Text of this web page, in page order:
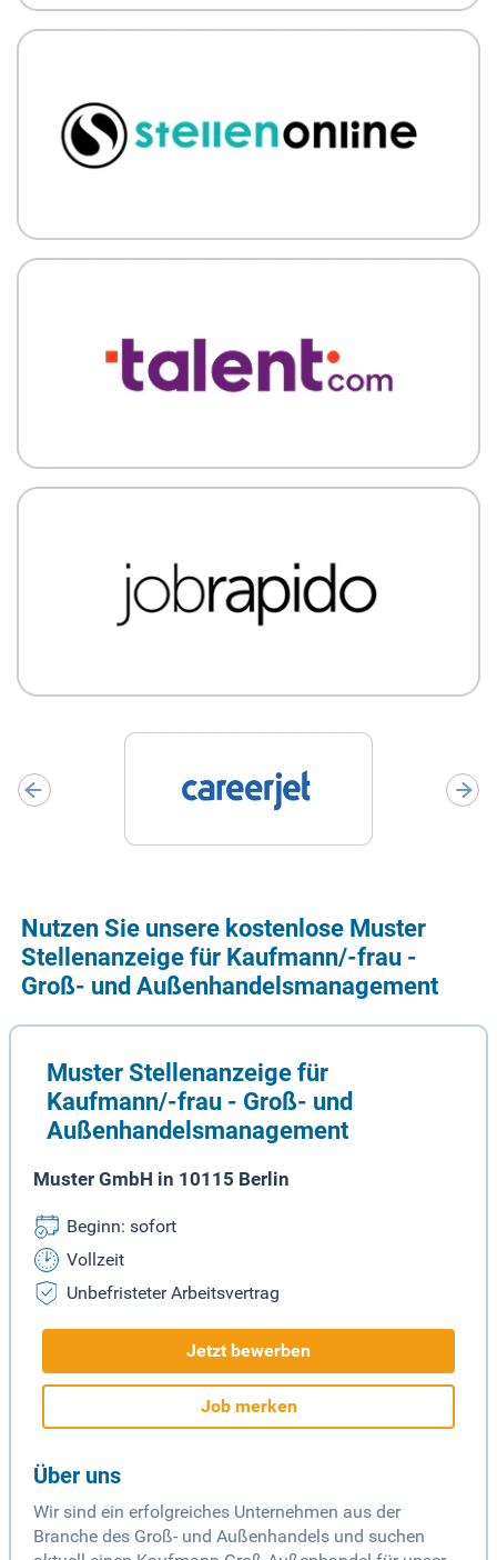
Nutzen Sie unsere kostenlose Muster
Stellenanzeige für Kaufmann/-frau -
Groß- und Außenhandelsmanagement
Muster Stellenanzeige für
Kaufmann/-frau - Groß- und
Außenhandelsmanagement
Muster GmbH in 10115 Berlin
Beginn: sofort
Vollzeit
Unbefristeter Arbeitsvertrag
Jetzt bewerben
Job merken
Über uns
Wir sind ein erfolgreiches Unternehmen aus der
Branche des Groß- und Außenhandels und suchen